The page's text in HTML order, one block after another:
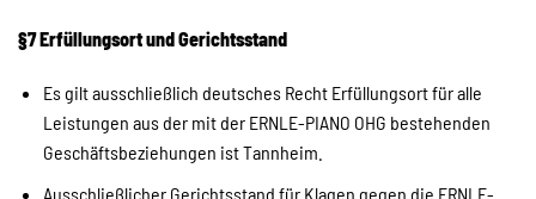
§7 Erfüllungsort und Gerichtsstand
Es gilt ausschließlich deutsches Recht Erfüllungsort für alle
Leistungen aus der mit der ERNLE-PIANO OHG bestehenden
Geschäftsbeziehungen ist Tannheim.
Ausschließlicher Gerichtsstand für Klagen gegen die ERNLE-